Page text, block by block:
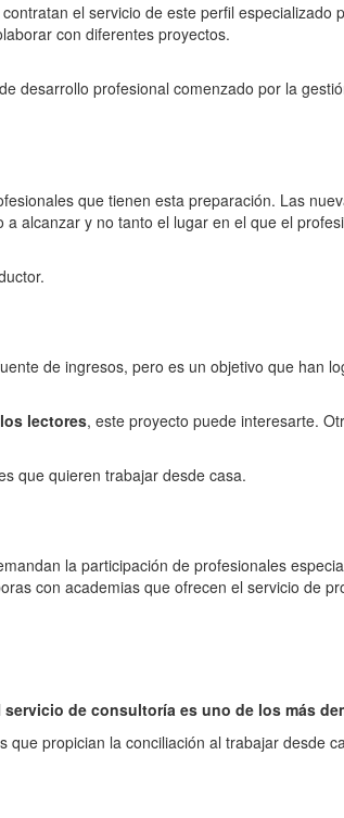
el servicio de este perfil especializado
con diferentes proyectos.
profesional comenzado por la
que tienen esta preparación. Las
alcanzar y no tanto el lugar en el que el
de ingresos, pero es un objetivo que han
lectores, este proyecto puede interesarte.
que quieren trabajar desde casa.
la participación de profesionales
con academias que ofrecen el servicio de
servicio de consultoría es uno de los más
que propician la conciliación al trabajar desde